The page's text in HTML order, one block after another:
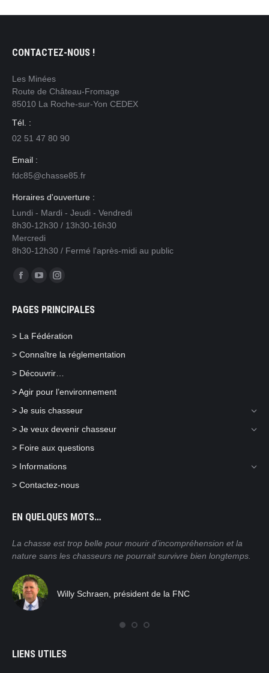
CONTACTEZ-NOUS !
Les Minées
Route de Château-Fromage
85010 La Roche-sur-Yon CEDEX
Tél. :
02 51 47 80 90
Email :
fdc85@chasse85.fr
Horaires d'ouverture :
Lundi - Mardi - Jeudi - Vendredi
8h30-12h30 / 13h30-16h30
Mercredi
8h30-12h30 / Fermé l'après-midi au public
Trouvez nous sur :
Facebook
opens
window
YouTube
opens
window
Instagram
opens
window
PAGES PRINCIPALES
> La Fédération
> Connaître la réglementation
> Découvrir…
> Agir pour l’environnement
> Je suis chasseur
> Je veux devenir chasseur
> Foire aux questions
> Informations
> Contactez-nous
EN QUELQUES MOTS…
La chasse est trop belle pour mourir d’incompréhension et la
nature sans les chasseurs ne pourrait survivre bien longtemps.
Willy Schraen, président de la FNC
LIENS UTILES